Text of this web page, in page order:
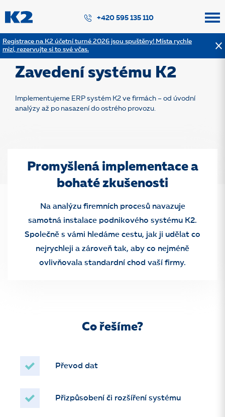
Registrace na K2 účetní turné 2026 jsou spuštěny! Místa rychle
mizí, rezervujte si to své včas.
+420 595 135 110
Zpět na výpis služeb
Zavedení systému K2
Implementujeme ERP systém K2 ve firmách – od úvodní
analýzy až po nasazení do ostrého provozu.
Promyšlená implementace a
bohaté zkušenosti
Na analýzu firemních procesů navazuje
samotná instalace podnikového systému K2.
Společně s vámi hledáme cestu, jak ji udělat co
nejrychleji a zároveň tak, aby co nejméně
ovlivňovala standardní chod vaší firmy.
Co řešíme?
Převod dat
Přizpůsobení či rozšíření systému